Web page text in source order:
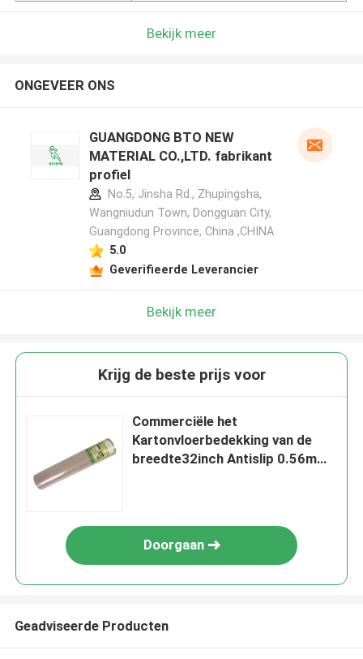
Bekijk meer
ONGEVEER ONS
GUANGDONG BTO NEW
MATERIAL CO.,LTD. fabrikant
profiel
No.5, Jinsha Rd., Zhupingsha,
Wangniudun Town, Dongguan City,
Guangdong Province, China ,CHINA
5.0
Geverifieerde Leverancier
Bekijk meer
Krijg de beste prijs voor
Commerciële het
Kartonvloerbedekking van de
breedte32inch Antislip 0.56mm
Doorgaan
Geadviseerde Producten